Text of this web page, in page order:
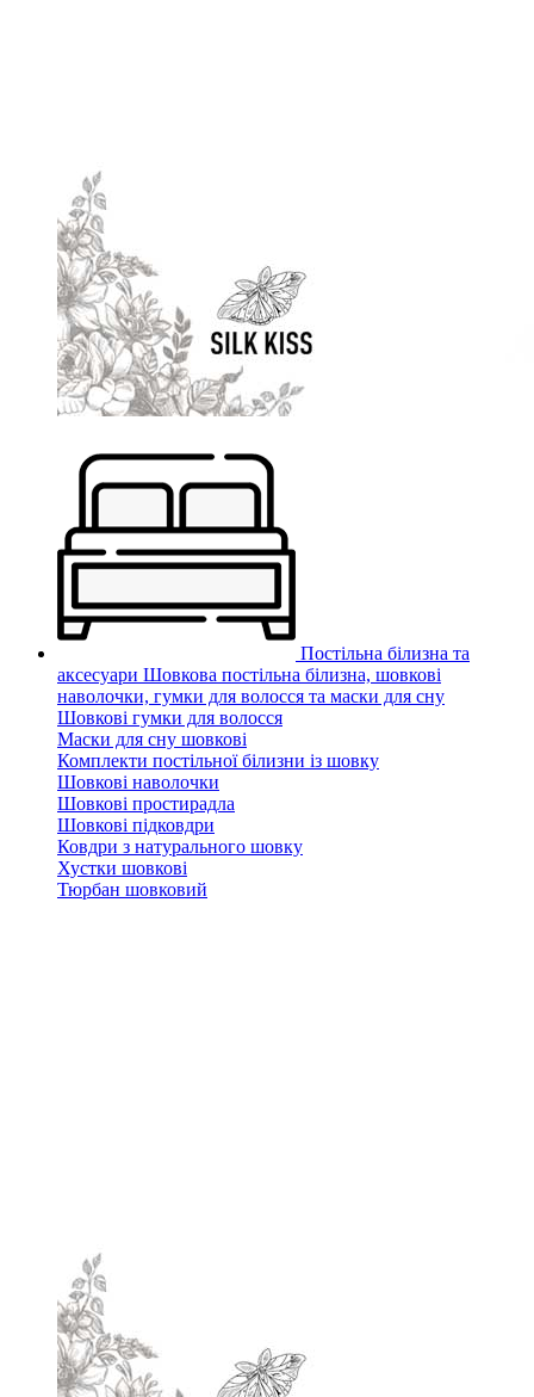
Постільна білизна та
аксесуари Шовкова постільна білизна, шовкові
наволочки, гумки для волосся та маски для сну
Шовкові гумки для волосся
Маски для сну шовкові
Комплекти постільної білизни із шовку
Шовкові наволочки
Шовкові простирадла
Шовкові підковдри
Ковдри з натурального шовку
Хустки шовкові
Тюрбан шовковий